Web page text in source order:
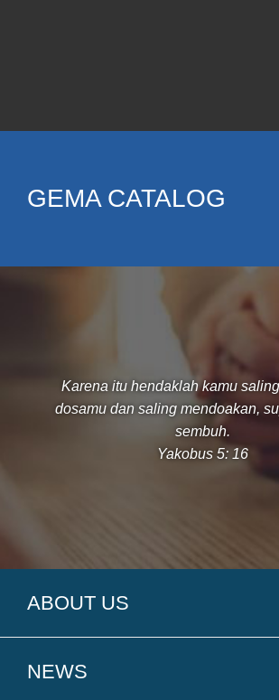
GEMA CATALOG
Karena itu hendaklah kamu
dosamu dan saling mendoakan,
sembuh.
Yakobus 5: 16
ABOUT US
NEWS